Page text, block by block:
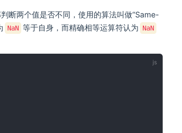
断两个值是否不同，使用的算法叫做“Same-
NaN 等于自身，而精确相等运算符认为 NaN